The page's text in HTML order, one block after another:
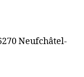
Neufchâtel-